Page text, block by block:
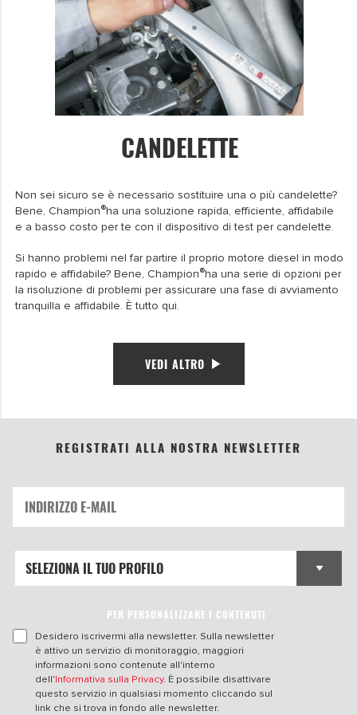
CANDELETTE
Non sei sicuro se è necessario sostituire una o più candelette?
Bene, Champion®ha una soluzione rapida, efficiente, affidabile
e a basso costo per te con il dispositivo di test per candelette.
Si hanno problemi nel far partire il proprio motore diesel in modo
rapido e affidabile? Bene, Champion®ha una serie di opzioni per
la risoluzione di problemi per assicurare una fase di avviamento
tranquilla e affidabile. È tutto qui.
VEDI ALTRO
REGISTRATI ALLA NOSTRA NEWSLETTER
PER PERSONALIZZARE I CONTENUTI
Desidero iscrivermi alla newsletter. Sulla newsletter
è attivo un servizio di monitoraggio, maggiori
informazioni sono contenute all'interno
dell'Informativa sulla Privacy. È possibile disattivare
questo servizio in qualsiasi momento cliccando sul
link che si trova in fondo alle newsletter.